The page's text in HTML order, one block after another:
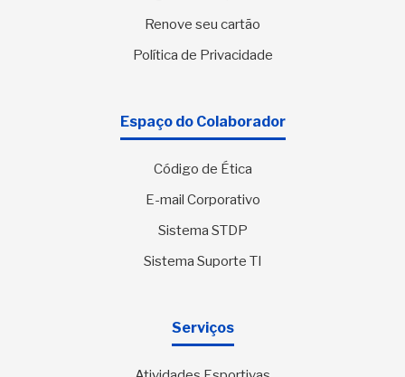
Renove seu cartão
Política de Privacidade
Espaço do Colaborador
Código de Ética
E-mail Corporativo
Sistema STDP
Sistema Suporte TI
Serviços